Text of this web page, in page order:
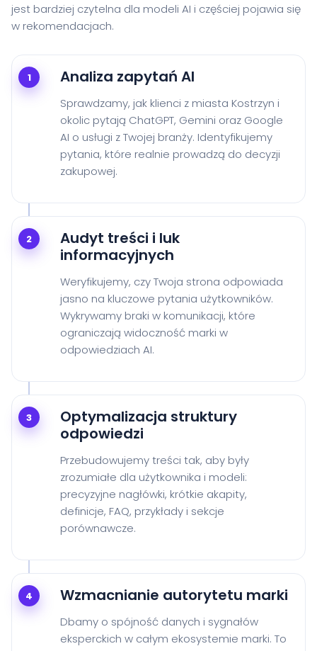
jest bardziej czytelna dla modeli AI i częściej pojawia się
w rekomendacjach.
1 Analiza zapytań AI
Sprawdzamy, jak klienci z miasta Kostrzyn i
okolic pytają ChatGPT, Gemini oraz Google
AI o usługi z Twojej branży. Identyfikujemy
pytania, które realnie prowadzą do decyzji
zakupowej.
2
Audyt treści i luk
informacyjnych
Weryfikujemy, czy Twoja strona odpowiada
jasno na kluczowe pytania użytkowników.
Wykrywamy braki w komunikacji, które
ograniczają widoczność marki w
odpowiedziach AI.
3
Optymalizacja struktury
odpowiedzi
Przebudowujemy treści tak, aby były
zrozumiałe dla użytkownika i modeli:
precyzyjne nagłówki, krótkie akapity,
definicje, FAQ, przykłady i sekcje
porównawcze.
4 Wzmacnianie autorytetu marki
Dbamy o spójność danych i sygnałów
eksperckich w całym ekosystemie marki. To